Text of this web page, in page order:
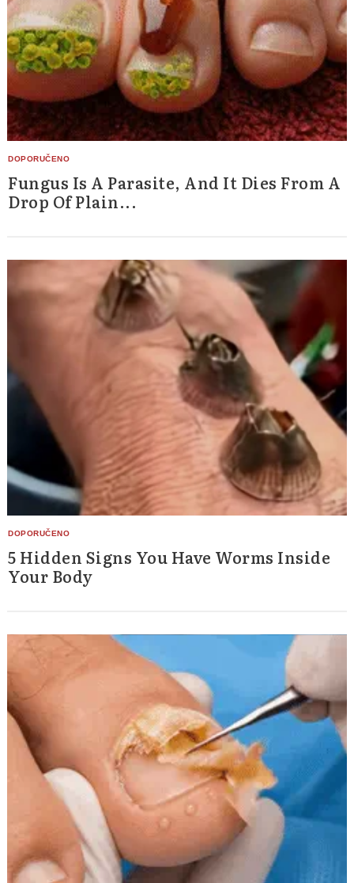
Fungus Is A Parasite, And It Dies From A
Drop Of Plain...
5 Hidden Signs You Have Worms Inside
Your Body
Search
for: